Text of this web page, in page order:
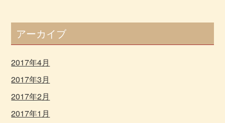
アーカイブ
2017年4月
2017年3月
2017年2月
2017年1月